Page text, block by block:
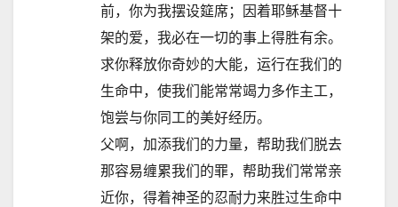
前，你为我摆设筵席；因着耶稣基督十
架的爱，我必在一切的事上得胜有余。
求你释放你奇妙的大能，运行在我们的
生命中，使我们能常常竭力多作主工，
饱尝与你同工的美好经历。
父啊，加添我们的力量，帮助我们脱去
那容易缠累我们的罪，帮助我们常常亲
近你，得着神圣的忍耐力来胜过生命中